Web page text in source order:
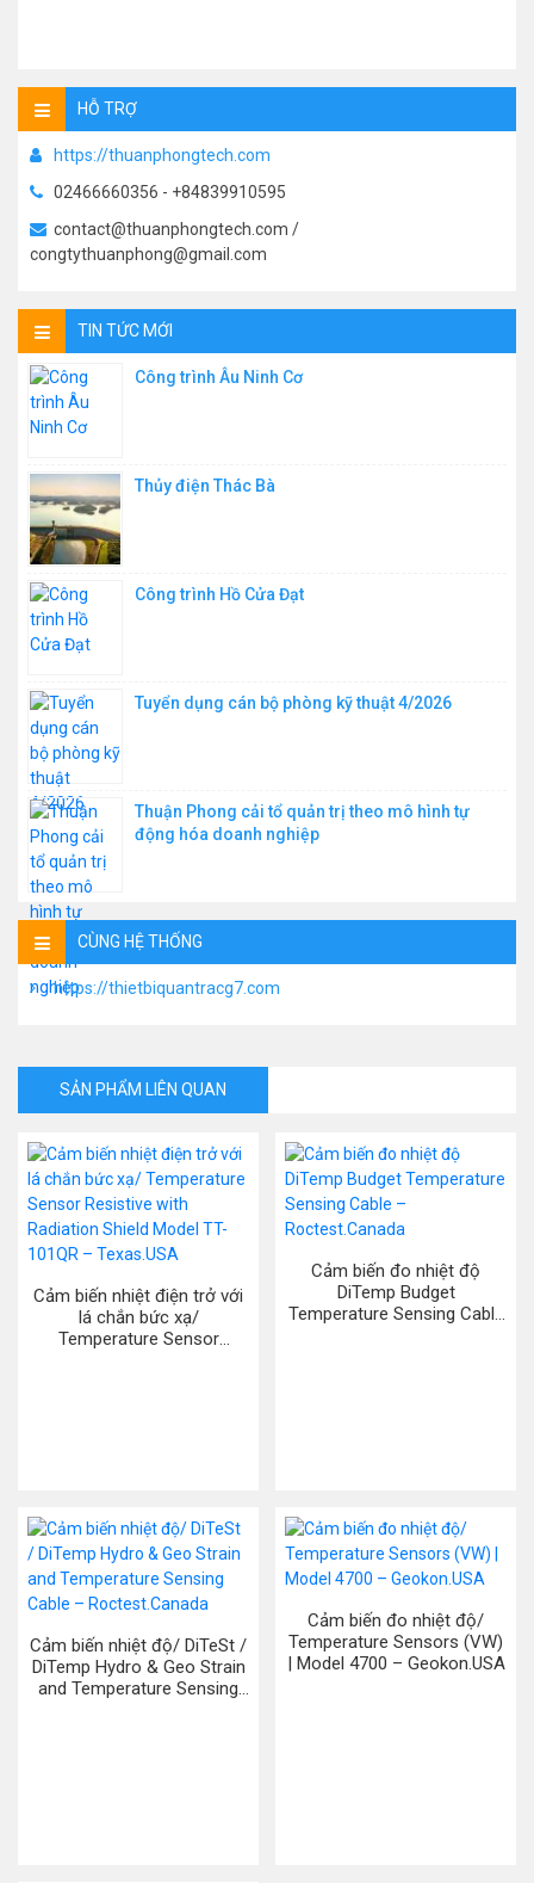
HỖ TRỢ
https://thuanphongtech.com
02466660356 - +84839910595
contact@thuanphongtech.com /
congtythuanphong@gmail.com
TIN TỨC MỚI
Công trình Âu Ninh Cơ
Thủy điện Thác Bà
Công trình Hồ Cửa Đạt
Tuyển dụng cán bộ phòng kỹ thuật 4/2026
Thuận Phong cải tổ quản trị theo mô hình tự
động hóa doanh nghiệp
CÙNG HỆ THỐNG
https://thietbiquantracg7.com
SẢN PHẨM LIÊN QUAN
Cảm biến nhiệt điện trở với
lá chắn bức xạ/
Temperature Sensor
Cảm biến đo nhiệt độ
DiTemp Budget
Temperature Sensing Cable
Cảm biến nhiệt độ/ DiTeSt /
DiTemp Hydro & Geo Strain
and Temperature Sensing
Cảm biến đo nhiệt độ/
Temperature Sensors (VW)
| Model 4700 – Geokon.USA